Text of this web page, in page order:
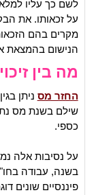
לשם כך עליו למלא
על זכאותו. את
מקרים בהם
הנישום בהמצאת
מה בין
החזר מס ניתן
שילם בשנת מס
כספי.
על נסיבות אלה
בשנה, עבודה
פיננסיים שונים